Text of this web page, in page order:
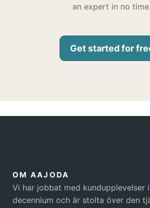
an expert in no time.
Get started for
OM AAJODA
Vi har jobbat med kundupplevelser
decennium och är stolta över den